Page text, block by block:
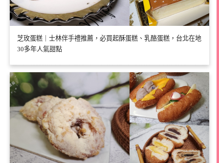
芝玫蛋糕｜士林伴手禮推薦，必買起酥蛋糕、乳酪蛋糕，台北在地
30多年人氣甜點